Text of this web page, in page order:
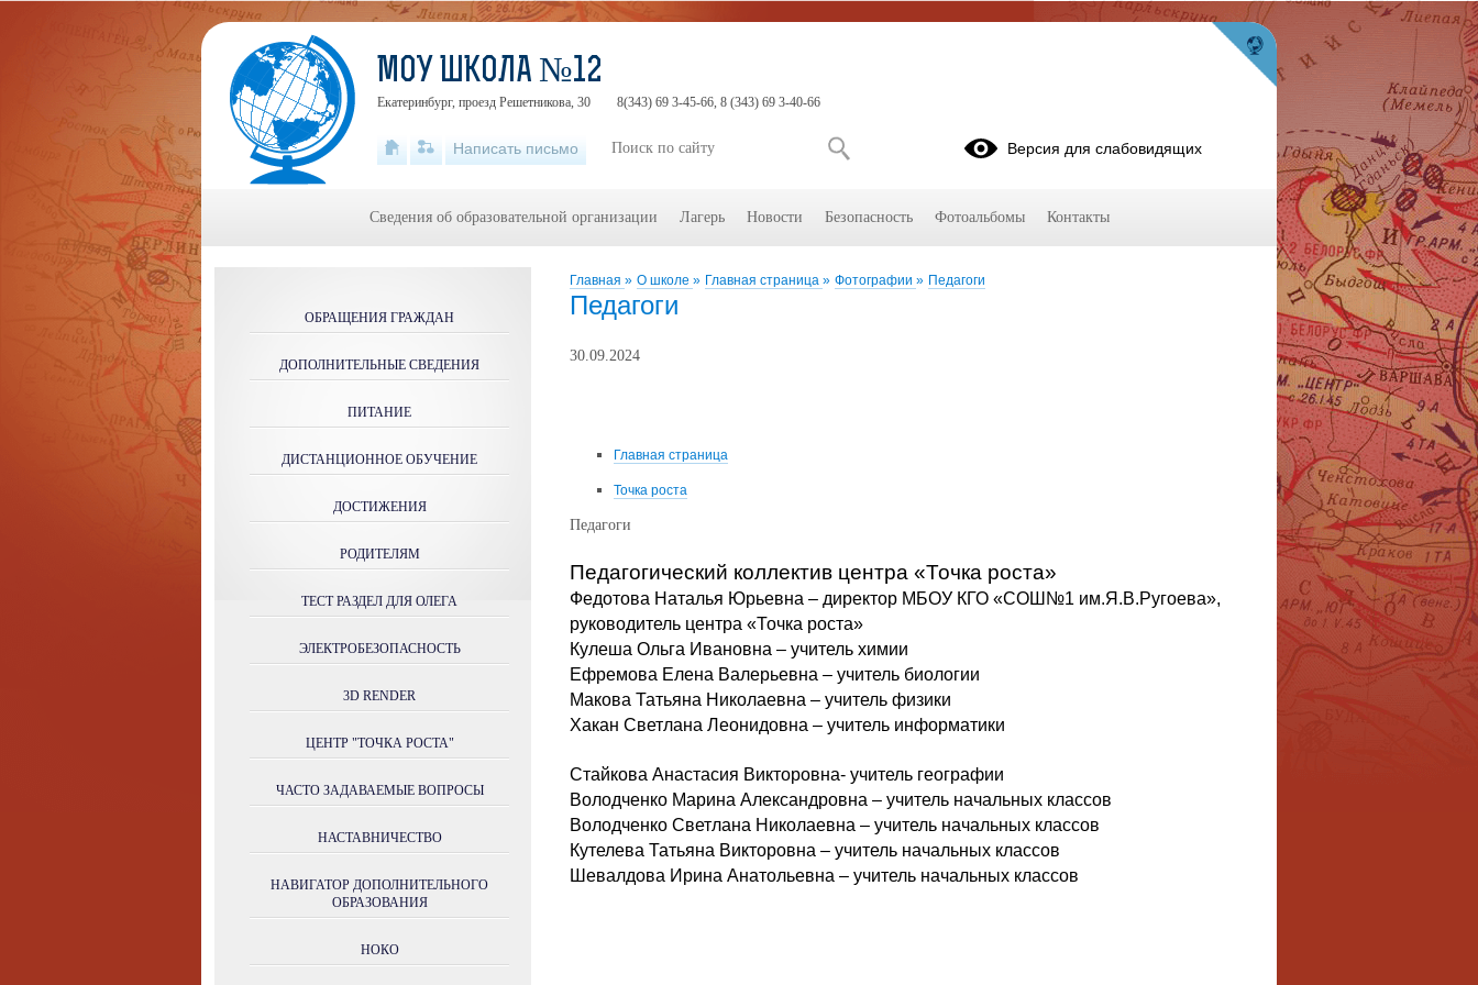
Главная » О школе » Главная страница » Фотографии » Педагоги
Педагоги
30.09.2024
Главная страница
Точка роста
Педагоги
Педагогический коллектив центра «Точка роста»
Федотова Наталья Юрьевна – директор МБОУ КГО «СОШ№1 им.Я.В.Ругоева»,
руководитель центра «Точка роста»
Кулеша Ольга Ивановна – учитель химии
Ефремова Елена Валерьевна – учитель биологии
Макова Татьяна Николаевна – учитель физики
Хакан Светлана Леонидовна – учитель информатики
Стайкова Анастасия Викторовна- учитель географии
Володченко Марина Александровна – учитель начальных классов
Володченко Светлана Николаевна – учитель начальных классов
Кутелева Татьяна Викторовна – учитель начальных классов
Шевалдова Ирина Анатольевна – учитель начальных классов
ОБРАЩЕНИЯ ГРАЖДАН
ДОПОЛНИТЕЛЬНЫЕ СВЕДЕНИЯ
ПИТАНИЕ
ДИСТАНЦИОННОЕ ОБУЧЕНИЕ
ДОСТИЖЕНИЯ
РОДИТЕЛЯМ
ТЕСТ РАЗДЕЛ ДЛЯ ОЛЕГА
ЭЛЕКТРОБЕЗОПАСНОСТЬ
3D RENDER
ЦЕНТР "ТОЧКА РОСТА"
ЧАСТО ЗАДАВАЕМЫЕ ВОПРОСЫ
НАСТАВНИЧЕСТВО
НАВИГАТОР ДОПОЛНИТЕЛЬНОГО
ОБРАЗОВАНИЯ
НОКО
МОУ ШКОЛА №12
Екатеринбург, проезд Решетникова, 30 8(343) 69 3-45-66, 8 (343) 69 3-40-66
Написать письмо Версия для слабовидящих
Сведения об образовательной организации Лагерь Новости Безопасность Фотоальбомы Контакты